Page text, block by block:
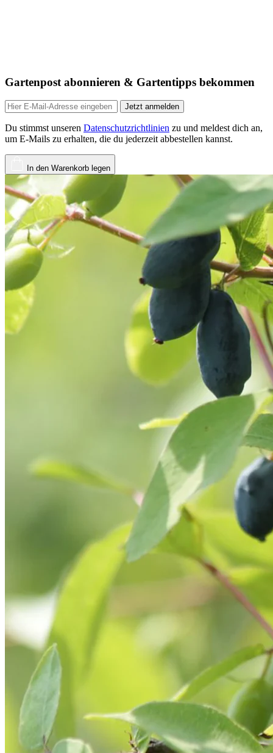
Gartenpost abonnieren & Gartentipps bekommen
Jetzt anmelden
Du stimmst unseren Datenschutzrichtlinien zu und meldest dich an,
um E-Mails zu erhalten, die du jederzeit abbestellen kannst.
In den Warenkorb legen